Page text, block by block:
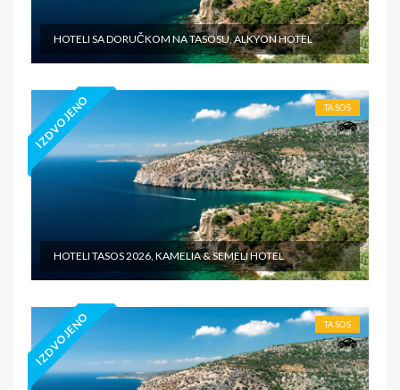
HOTELI SA DORUČKOM NA TASOSU, ALKYON HOTEL
IZDVOJENO TASOS
HOTELI TASOS 2026, KAMELIA & SEMELI HOTEL
IZDVOJENO TASOS